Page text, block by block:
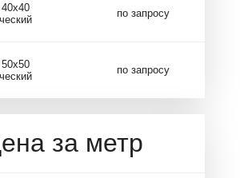
по запросу
по запросу
за метр